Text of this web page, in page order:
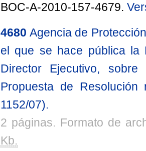
BOC-A-2010-157-4679.
4680 Agencia de
el que se hace pública la
Director Ejecutivo,
Propuesta de
1152/07).
2 páginas. Formato de
Kb.